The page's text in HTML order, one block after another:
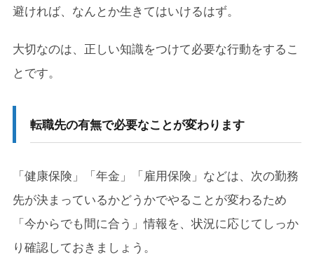
5-3. 自宅のネット環境も「楽天Turbo」でスッキリ快
5-4. 固定費を見直すと、心にもゆとりが生まれる
6-1. 焦らなくていい。まずは「休む」こと
う
避ければ、なんとか生きてはいけるはず。
大切なのは、正しい知識をつけて必要な行動をするこ
とです。
転職先の有無で必要なことが変わります
「健康保険」「年金」「雇用保険」などは、次の勤務
先が決まっているかどうかでやることが変わるため
「今からでも間に合う」情報を、状況に応じてしっか
り確認しておきましょう。